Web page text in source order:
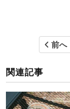
前へ
関連記事